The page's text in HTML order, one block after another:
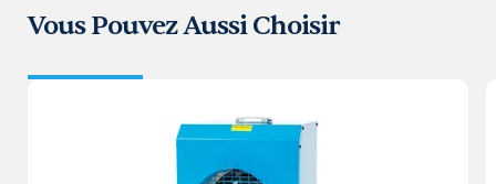
Vous Pouvez Aussi Choisir